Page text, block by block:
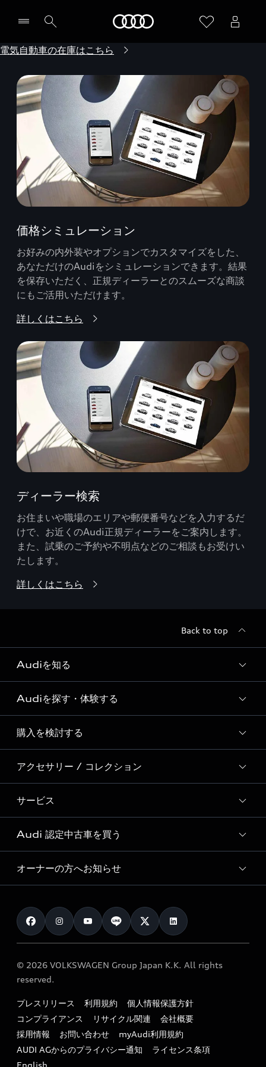
電気自動車の在庫はこちら
価格シミュレーション
お好みの内外装やオプションでカスタマイズをした、
あなただけのAudiをシミュレーションできます。結果
を保存いただく、正規ディーラーとのスムーズな商談
にもご活用いただけます。
詳しくはこちら
ディーラー検索
お住まいや職場のエリアや郵便番号などを入力するだ
けで、お近くのAudi正規ディーラーをご案内します。
また、試乗のご予約や不明点などのご相談もお受けい
たします。
詳しくはこちら
Back to top
Audiを知る
Audi ブランド
Story of Progress
Audi Sport
Formula 1®
デジタルサービス
Audiを探す・体験する
ディーラー検索
新車在庫検索
試乗車・展示車検索
見積もり依頼
試乗予約
購入を検討する
モデル一覧
特別仕様モデル / 限定モデル
e-tronラインアップ
価格シミュレーション
車両比較
カタログ一覧
アクセサリー / コレクション
純正アクセサリー
オンラインショップ
Audi collection
アウディナビアプリ
サービス
サービス入庫予約
サービスプログラム
メンテナンス
車検 / 定期点検
e-tronアフターサポート
myAudi
Audi 認定中古車を買う
Audi認定中古車
クオリティ
保証
メンテナンス
ファイナンス
キャンペーン / イベント
買取査定
オーナーの方へお知らせ
お知らせ
オーナー様向けキャンペーン
特定整備適用車一覧
リサイクル法
よくある質問（FAQ）
© 2026 VOLKSWAGEN Group Japan K.K. All rights
reserved.
プレスリリース 利用規約
個人情報保護方針
コンプライアンス
リサイクル関連
会社概要
採用情報
お問い合わせ
myAudi利用規約
AUDI AGからのプライバシー通知
ライセンス条項
English